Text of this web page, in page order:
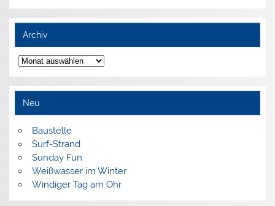
Archiv
Archiv
Neu
Baustelle
Surf-Strand
Sunday Fun
Weißwasser im Winter
Windiger Tag am Ohr.